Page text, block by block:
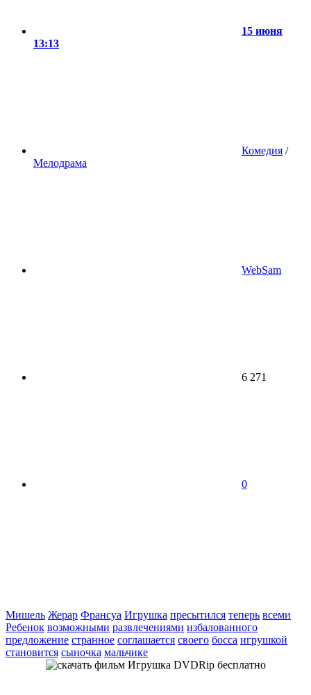
15 июня
13:13
Комедия /
Мелодрама
WebSam
6 271
0
Мишель Жерар Франсуа Игрушка пресытился теперь всеми
Ребенок возможными развлечениями избалованного
предложение странное соглашается своего босса игрушкой
становится сыночка мальчике